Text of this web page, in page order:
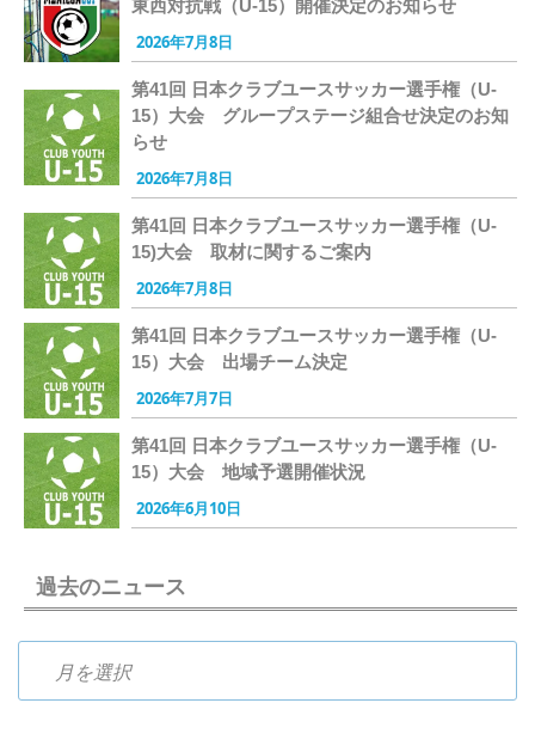
東西対抗戦（U-15）開催決定のお知らせ
2026年7月8日
第41回 日本クラブユースサッカー選手権（U-
15）大会 グループステージ組合せ決定のお知
らせ
2026年7月8日
第41回 日本クラブユースサッカー選手権（U-
15)大会 取材に関するご案内
2026年7月8日
第41回 日本クラブユースサッカー選手権（U-
15）大会 出場チーム決定
2026年7月7日
第41回 日本クラブユースサッカー選手権（U-
15）大会 地域予選開催状況
2026年6月10日
過去のニュース